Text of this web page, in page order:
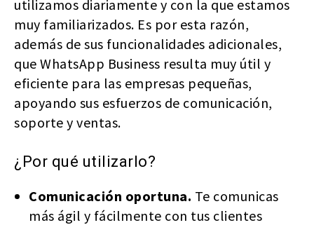
utilizamos diariamente y con la que estamos
muy familiarizados. Es por esta razón,
además de sus funcionalidades adicionales,
que WhatsApp Business resulta muy útil y
eficiente para las empresas pequeñas,
apoyando sus esfuerzos de comunicación,
soporte y ventas.
¿Por qué utilizarlo?
Comunicación oportuna. Te comunicas
más ágil y fácilmente con tus clientes